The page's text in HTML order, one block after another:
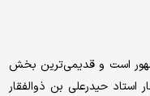
است و قدیمی‌ترین بخش
حیدرعلی بن ذوالفقار